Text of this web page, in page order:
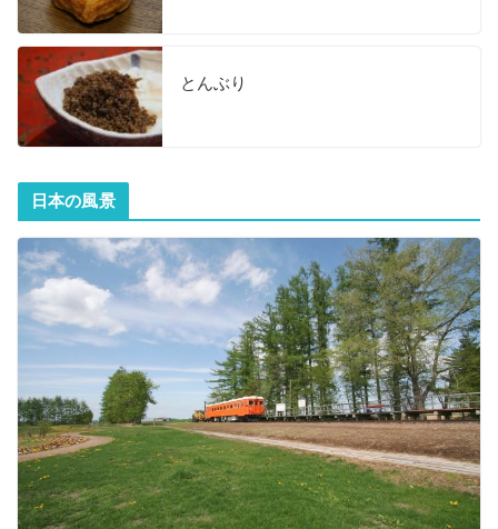
とんぶり
日本の風景